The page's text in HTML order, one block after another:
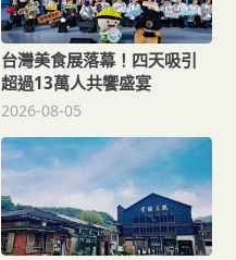
台灣美食展落幕！四天吸引
超過13萬人共饗盛宴
2026-08-05